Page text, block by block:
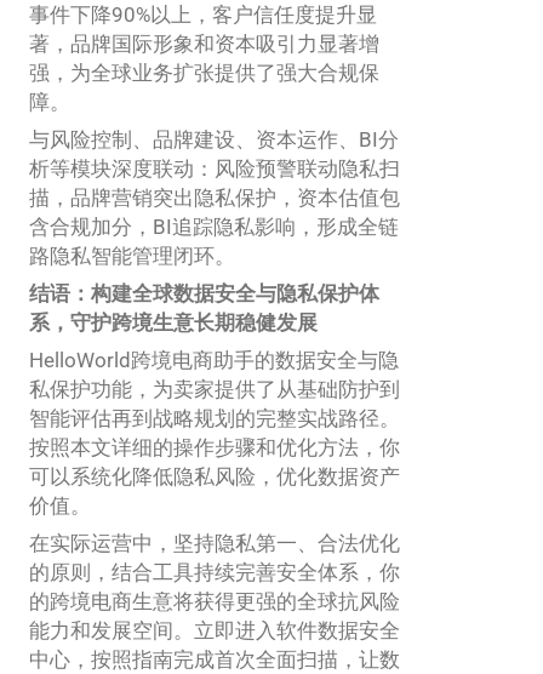
事件下降90%以上，客户信任度提升显
著，品牌国际形象和资本吸引力显著增
强，为全球业务扩张提供了强大合规保
障。
与风险控制、品牌建设、资本运作、BI分
析等模块深度联动：风险预警联动隐私扫
描，品牌营销突出隐私保护，资本估值包
含合规加分，BI追踪隐私影响，形成全链
路隐私智能管理闭环。
结语：构建全球数据安全与隐私保护体
系，守护跨境生意长期稳健发展
HelloWorld跨境电商助手的数据安全与隐
私保护功能，为卖家提供了从基础防护到
智能评估再到战略规划的完整实战路径。
按照本文详细的操作步骤和优化方法，你
可以系统化降低隐私风险，优化数据资产
价值。
在实际运营中，坚持隐私第一、合法优化
的原则，结合工具持续完善安全体系，你
的跨境电商生意将获得更强的全球抗风险
能力和发展空间。立即进入软件数据安全
中心，按照指南完成首次全面扫描，让数